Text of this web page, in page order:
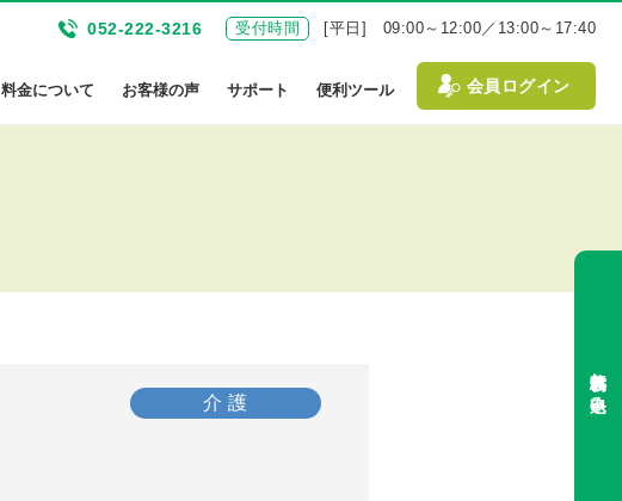
受付時間 [平日] 09:00～12:00／13:00～17:40
052-222-3216
会員ログイン
料金について お客様の声 サポート 便利ツール
無料体験お申込み
介 護